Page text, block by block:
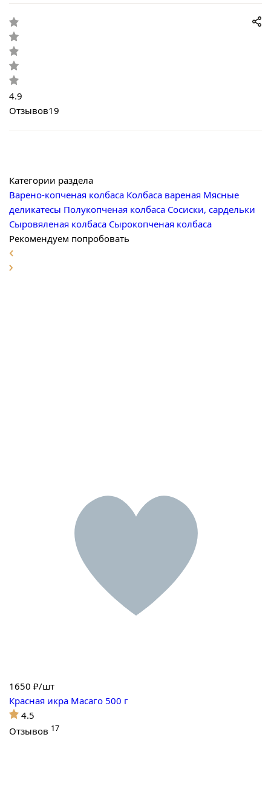
4.9
Отзывов19
Категории раздела
Варено-копченая колбаса Колбаса вареная Мясные
деликатесы Полукопченая колбаса Сосиски, сардельки
Сыровяленая колбаса Сырокопченая колбаса
Рекомендуем попробовать
1650 ₽/шт
Красная икра Масаго 500 г
4.5
Отзывов 17